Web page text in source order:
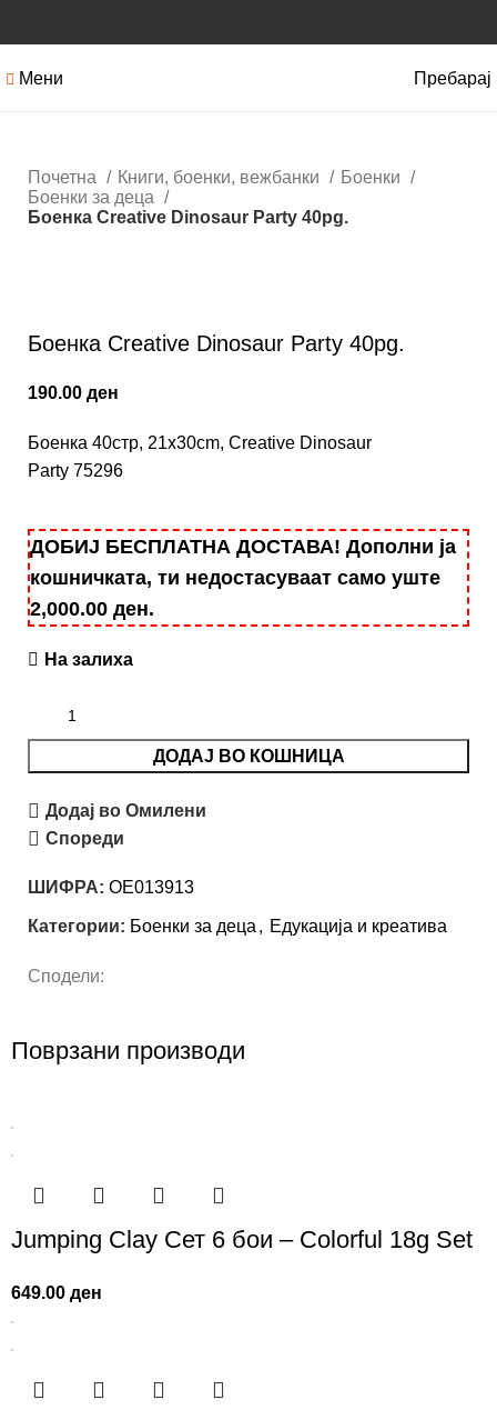
Мени Пребарај
Почетна Книги, боенки, вежбанки
Боенки
Боенки за деца
Боенка Creative Dinosaur Party 40pg.
Боенка Creative Dinosaur Party 40pg.
190.00 ден
Боенка 40стр, 21х30cm, Creative Dinosaur
Party 75296
ДОБИЈ БЕСПЛАТНА ДОСТАВА! Дополни ја
кошничката, ти недостасуваат само уште
2,000.00 ден.
На залиха
ДОДАЈ ВО КОШНИЦА
Додај во Омилени
Спореди
ШИФРА: OE013913
Категории: Боенки за деца , Едукација и креатива
Сподели:
Поврзани производи
Jumping Clay Сет 6 бои – Colorful 18g Set
649.00ден